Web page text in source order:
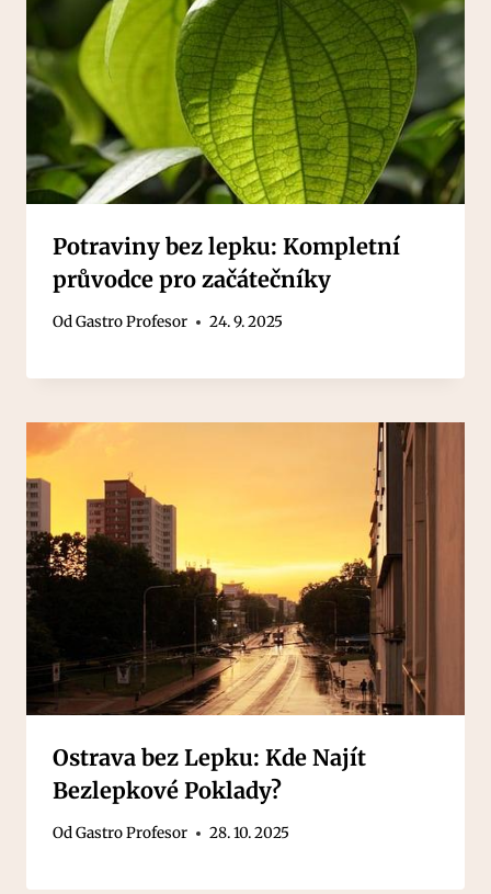
Potraviny bez lepku: Kompletní
průvodce pro začátečníky
OdGastro Profesor 24. 9. 2025
Ostrava bez Lepku: Kde Najít
Bezlepkové Poklady?
OdGastro Profesor 28. 10. 2025